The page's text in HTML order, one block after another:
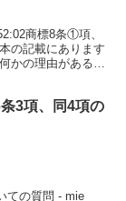
商標8条①項、
の記載にあります
かの理由があるの
3項、同4項の
ての質問 - mie